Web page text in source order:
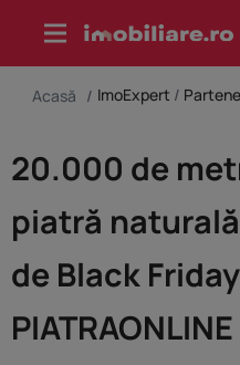
content
Acasă / ImoExpert /
20.000 de
piatră
de Black